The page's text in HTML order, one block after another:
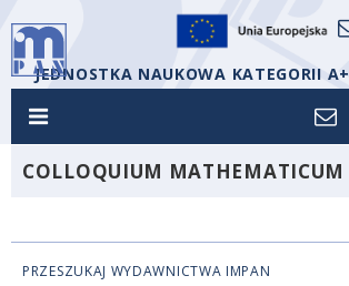
JEDNOSTKA NAUKOWA KATEGORII A+
COLLOQUIUM MATHEMATICUM
PRZESZUKAJ WYDAWNICTWA IMPAN